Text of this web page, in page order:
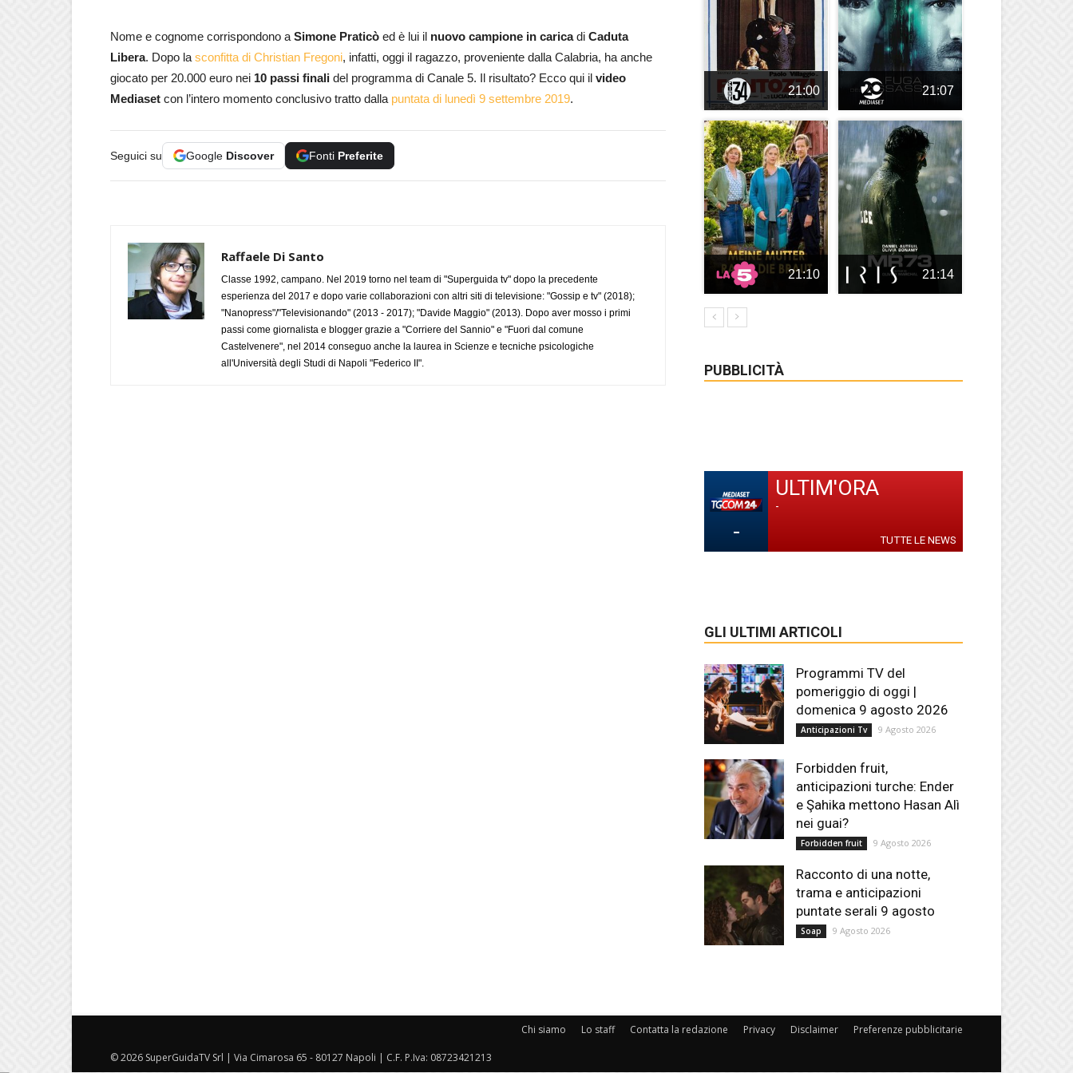
Nome e cognome corrispondono a Simone Praticò ed è lui il nuovo campione in caricadi Caduta
Libera. Dopo la sconfitta di Christian Fregoni, infatti, oggi il ragazzo, proveniente dalla Calabria, ha anche
giocato per 20.000 euro nei 10 passi finali del programma di Canale 5. Il risultato? Ecco qui il video
Mediaset con l’intero momento conclusivo tratto dalla puntata di lunedì 9 settembre 2019.
Seguici su Google Discover Fonti Preferite
Raffaele Di Santo
Classe 1992, campano. Nel 2019 torno nel team di "Superguida tv" dopo la precedente
esperienza del 2017 e dopo varie collaborazioni con altri siti di televisione: "Gossip e tv" (2018);
"Nanopress"/"Televisionando" (2013 - 2017); "Davide Maggio" (2013). Dopo aver mosso i primi
passi come giornalista e blogger grazie a "Corriere del Sannio" e "Fuori dal comune
Castelvenere", nel 2014 conseguo anche la laurea in Scienze e tecniche psicologiche
all'Università degli Studi di Napoli "Federico II".
21:00 21:07
21:10 21:14
PUBBLICITÀ
-
ULTIM'ORA
-
TUTTE LE NEWS
GLI ULTIMI ARTICOLI
Programmi TV del
pomeriggio di oggi |
domenica 9 agosto 2026
Anticipazioni Tv 9 Agosto 2026
Forbidden fruit,
anticipazioni turche: Ender
e Şahika mettono Hasan Alì
nei guai?
Forbidden fruit 9 Agosto 2026
Racconto di una notte,
trama e anticipazioni
puntate serali 9 agosto
Soap 9 Agosto 2026
Chi siamo Lo staff Contatta la redazione Privacy Disclaimer Preferenze pubblicitarie
© 2026 SuperGuidaTV Srl | Via Cimarosa 65 - 80127 Napoli | C.F. P.Iva: 08723421213